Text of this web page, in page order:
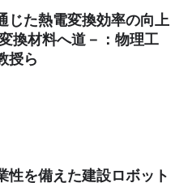
じた熱電変換効率の向上
換材料へ道－：物理工
授ら
性を備えた建設ロボット